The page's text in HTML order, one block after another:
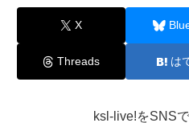
X
Threads は
ksl-live!をSNS